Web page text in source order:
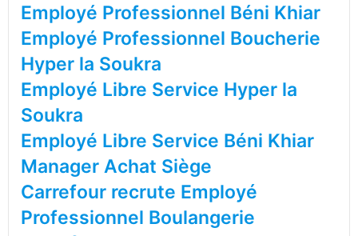
Employé Professionnel Béni Khiar
Employé Professionnel Boucherie
Hyper la Soukra
Employé Libre Service Hyper la
Soukra
Employé Libre Service Béni Khiar
Manager Achat Siège
Carrefour recrute Employé
Professionnel Boulangerie